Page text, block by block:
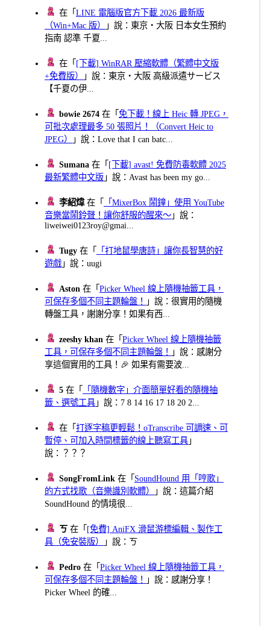
在「LINE 電腦版官方下載 2026 最新版
（Win+Mac 版）
」說：東京・大阪 日本女生預約
指南 認準 千夏...
在「 [下載] WinRAR 壓縮軟體（繁體中文版
+免費版）
」說：東京・大阪 高級派遣サービス
【千夏の伊...
bowie 2674 在「免下載！線上 Heic 轉 JPEG，
可批次處理最多 50 張照片！（Convert Heic to
JPEG）
」說：Love that I can batc...
Sumana 在「 [下載] avast! 免費防毒軟體 2025
最新繁體中文版 」說：Avast has been my go...
李紹煒在「
「MixerBox 鬧鐘」使用 YouTube
音樂當鬧鈴聲！讓你舒服的醒來～ 」說：
liweiwei0123roy@gmai...
Tugy 在「
「打地鼠學唐詩」讓你長智慧的好
遊戲 」說：uugi
Aston 在「Picker Wheel 線上隨機抽籤工具，
可保存多個不同主題輪盤！
」說：很實用的隨機
轉盤工具，謝謝分享！如果有西...
zeeshy khan 在「Picker Wheel 線上隨機抽籤
工具，可保存多個不同主題輪盤！
」說：感謝分
享這個實用的工具！🎉 如果有需要波...
5 在「
「隨機數字」介面簡單好看的隨機抽
籤、選號工具 」說：7 8 14 16 17 18 20 2...
在「打逐字稿更輕鬆！oTranscribe 可調速、可
暫停、可加入時間標籤的線上聽寫工具 」
說：？？？
SongFromLink 在「 SoundHound 用「哼歌」
的方式找歌（音樂識別軟體）
」說：這篇介紹
SoundHound 的情境很...
ㄎ 在「 [免費] AniFX 滑鼠游標編輯、製作工
具（免安裝版）
」說：ㄎ
Pedro 在「Picker Wheel 線上隨機抽籤工具，
可保存多個不同主題輪盤！
」說：感謝分享！
Picker Wheel 的確...